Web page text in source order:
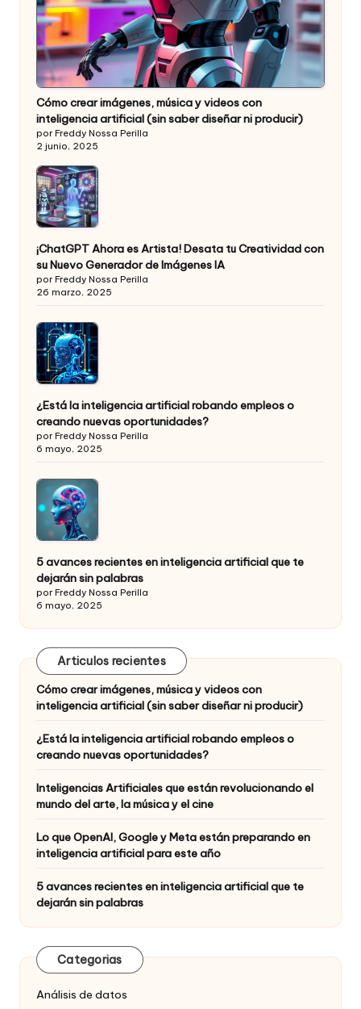
Cómo crear imágenes, música y videos con
inteligencia artificial (sin saber diseñar ni producir)
por Freddy Nossa Perilla
2 junio, 2025
¡ChatGPT Ahora es Artista! Desata tu Creatividad con
su Nuevo Generador de Imágenes IA
por Freddy Nossa Perilla
26 marzo, 2025
¿Está la inteligencia artificial robando empleos o
creando nuevas oportunidades?
por Freddy Nossa Perilla
6 mayo, 2025
5 avances recientes en inteligencia artificial que te
dejarán sin palabras
por Freddy Nossa Perilla
6 mayo, 2025
Articulos recientes
Cómo crear imágenes, música y videos con
inteligencia artificial (sin saber diseñar ni producir)
¿Está la inteligencia artificial robando empleos o
creando nuevas oportunidades?
Inteligencias Artificiales que están revolucionando el
mundo del arte, la música y el cine
Lo que OpenAI, Google y Meta están preparando en
inteligencia artificial para este año
5 avances recientes en inteligencia artificial que te
dejarán sin palabras
Categorias
Análisis de datos